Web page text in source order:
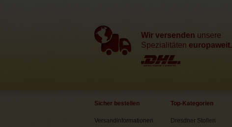
Wir versenden unsere
Spezialitäten europaweit.
Sicher bestellen
Versandinformationen
Top-Kategorien
Dresdner Stollen